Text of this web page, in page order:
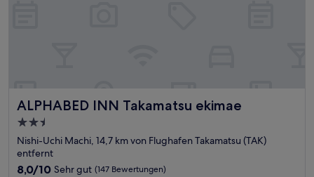
ALPHABED INN Takamatsu ekimae
ALPHABED INN Takamatsu ekimae
2.5-
Sterne-
Unterkunft
Nishi-Uchi Machi, 14,7 km von Flughafen Takamatsu (TAK)
entfernt
8.0
8,0/10 Sehr gut (147 Bewertungen)